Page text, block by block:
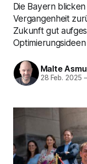
Die Bayern
Vergangenheit
Zukunft gut
Optimierungsideen
Malte
28 Feb. 2025